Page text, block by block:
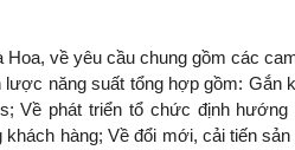
về yêu cầu chung gồm các
năng suất tổng hợp gồm: Gắn
Về phát triển tổ chức định hướng
hàng; Về đổi mới, cải tiến